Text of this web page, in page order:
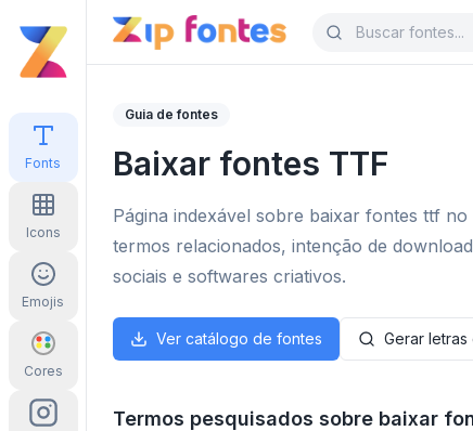
Fonts
Icons
Emojis
Cores
Guia de fontes
Baixar fontes TTF
Página indexável sobre baixar fontes ttf
termos relacionados, intenção de
sociais e softwares criativos.
Ver catálogo de fontes Gerar letras
Termos pesquisados sobre baixar